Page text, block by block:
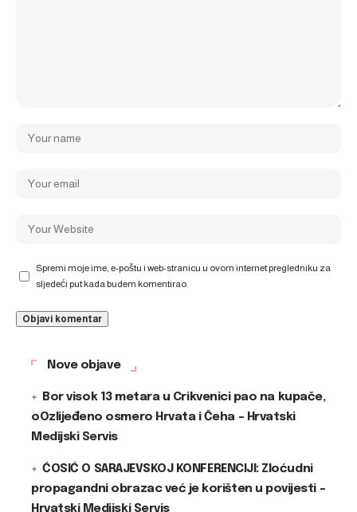
Spremi moje ime, e-poštu i web-stranicu u ovom internet pregledniku za
sljedeći put kada budem komentirao.
Nove objave
Bor visok 13 metara u Crikvenici pao na kupače,
oOzlijeđeno osmero Hrvata i Čeha – Hrvatski
Medijski Servis
ĆOSIĆ O SARAJEVSKOJ KONFERENCIJI: Zloćudni
propagandni obrazac već je korišten u povijesti –
Hrvatski Medijski Servis